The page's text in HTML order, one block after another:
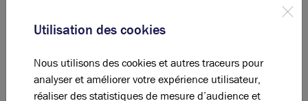
La perle rare pour votreprojet immobilier
Ces offres peuvent vous intéresser !
Utilisation des cookies
Nous utilisons des cookies et autres traceurs pour
analyser et améliorer votre expérience utilisateur,
réaliser des statistiques de mesure d’audience et